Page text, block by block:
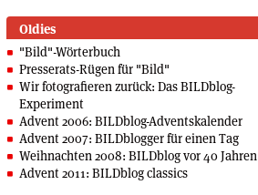
Oldies
"Bild"-Wörterbuch
Presserats-Rügen für "Bild"
Wir fotografieren zurück: Das BILDblog-
Experiment
Advent 2006: BILDblog-Adventskalender
Advent 2007: BILDblogger für einen Tag
Weihnachten 2008: BILDblog vor 40 Jahren
Advent 2011: BILDblog classics